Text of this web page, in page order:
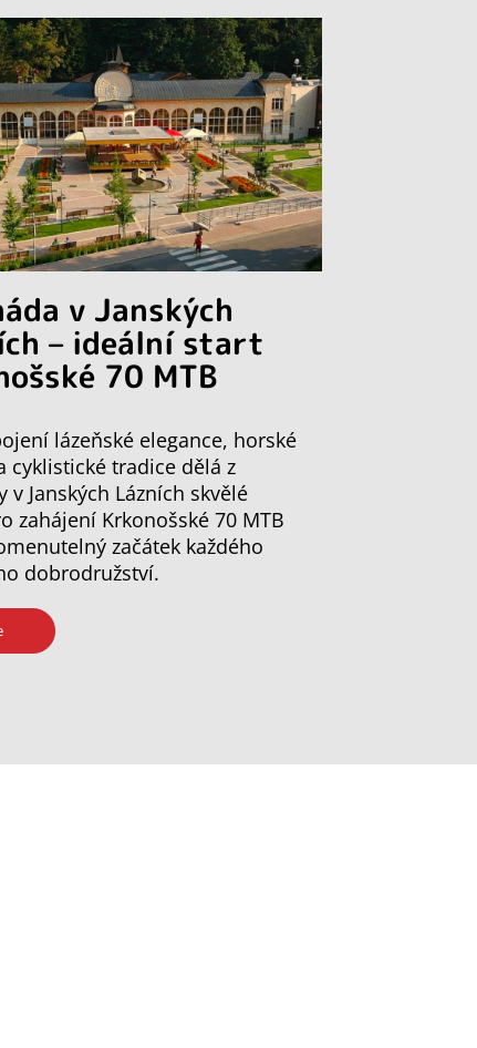
v Janských
– ideální start
70 MTB
lázeňské elegance, horské
cyklistické tradice dělá z
v Janských Lázních skvělé
zahájení Krkonošské 70 MTB
začátek každého
dobrodružství.